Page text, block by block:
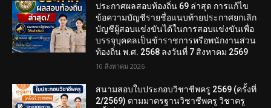
ประกาศผลสอบท้องถิ่น 69 ล่าสุด การแก้ไข
ข้อความบัญชีรายชื่อแนบท้ายประกาศยกเลิก
บัญชีผู้สอบแข่งขันได้ในการสอบแข่งขันเพื่อ
บรรจุบุคคลเป็นข้าราชการหรือพนักงานส่วน
ท้องถิ่น พ.ศ. 2568 ลงวันที่ 7 สิงหาคม 2569
10 สิงหาคม 2026
สนามสอบใบประกอบวิชาชีพครู 2569 (ครั้งที่
2/2569) ตามมาตรฐานวิชาชีพครู วิชาครู